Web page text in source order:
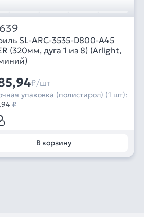
SL-ARC-3535-D800-A45
(320мм, дуга 1 из 8) (Arlight,
₽/шт
упаковка (полистирол) (1 шт):
₽
В корзину